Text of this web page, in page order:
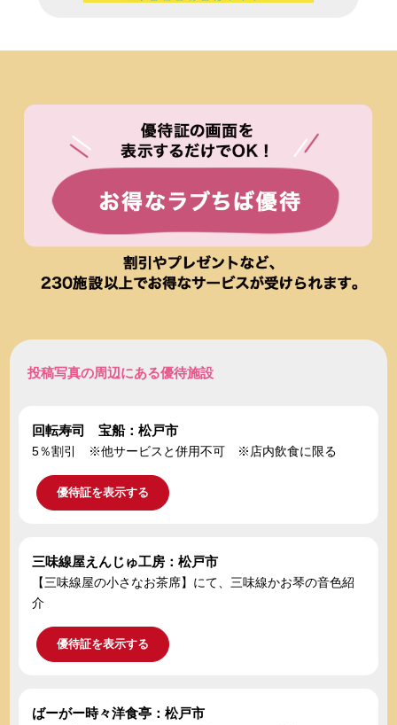
投稿写真の周辺にある優待施設
回転寿司 宝船：松戸市
5％割引 ※他サービスと併用不可 ※店内飲食に限る
優待証を表示する
三味線屋えんじゅ工房：松戸市
【三味線屋の小さなお茶席】にて、三味線かお琴の音色紹
介
優待証を表示する
ばーがー時々洋食亭：松戸市